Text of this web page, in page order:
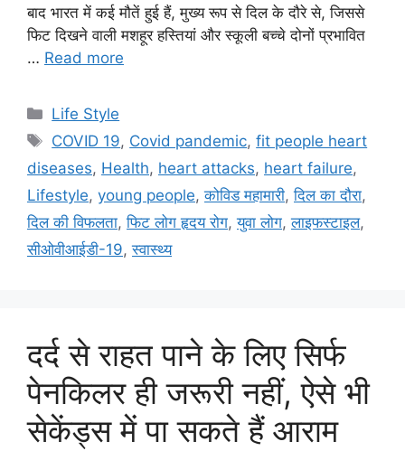
बाद भारत में कई मौतें हुई हैं, मुख्य रूप से दिल के दौरे से, जिससे
फिट दिखने वाली मशहूर हस्तियां और स्कूली बच्चे दोनों प्रभावित
… Read more
C
a
e
g
o
r
Life Style
T
a
s
COVID 19, Covid pandemic,fit people heart
diseases, Health, heart attacks, heart failure,
Lifestyle, young people,कोविड महामारी,दिल का दौरा,
दिल की विफलता,फिट लोग हृदय रोग,युवा लोग,लाइफस्टाइल,
सीओवीआईडी-19,स्वास्थ्य
दर्द से राहत पाने के लिए सिर्फ
पेनकिलर ही जरूरी नहीं, ऐसे भी
सेकेंड्स में पा सकते हैं आराम